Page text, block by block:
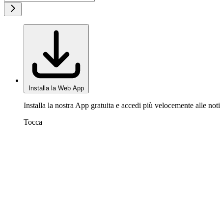
Installa la Web App
Installa la nostra App gratuita e accedi più velocemente alle
Tocca